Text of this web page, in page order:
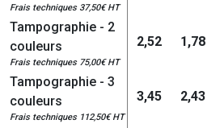
Frais techniques 37,50€ HT
Tampographie - 2
couleurs
Frais techniques 75,00€ HT
2,52 1,78
Tampographie - 3
couleurs
Frais techniques 112,50€ HT
3,45 2,43